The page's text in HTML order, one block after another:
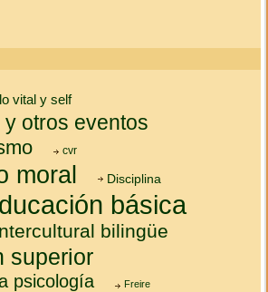
vital y self
otros eventos
cvr
moral Disciplina
básica
bilingüe
superior
psicología Freire